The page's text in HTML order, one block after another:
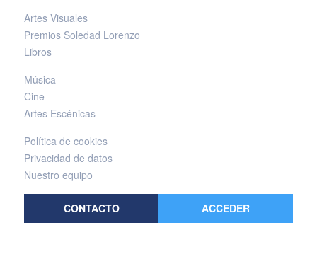
Artes Visuales
Premios Soledad Lorenzo
Libros
Música
Cine
Artes Escénicas
Política de cookies
Privacidad de datos
Nuestro equipo
CONTACTO ACCEDER